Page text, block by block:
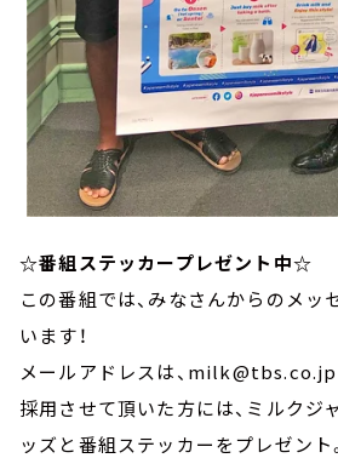
☆番組ステッカープレゼント中☆
この番組では、みなさんからのメッ
います！
メールアドレスは、milk@tbs.co.jp
採用させて頂いた方には、ミルクジ
ッズと番組ステッカーをプレゼント